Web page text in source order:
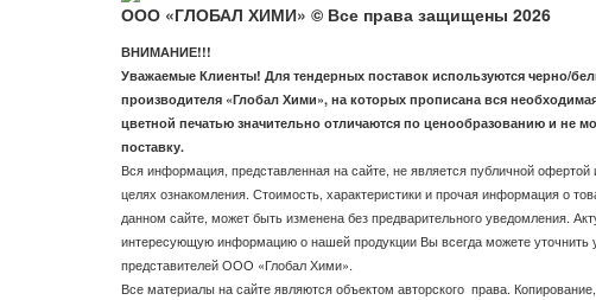
ООО «ГЛОБАЛ ХИМИ» © Все права защищены 2026
ВНИМАНИЕ!!!
Уважаемые Клиенты! Для тендерных поставок используются черно/
производителя «Глобал Хими», на которых прописана вся
цветной печатью значительно отличаются по ценообразованию и не
поставку.
Вся информация, представленная на сайте, не является публичной офертой
целях ознакомления. Стоимость, характеристики и прочая информация о
данном сайте, может быть изменена без предварительного уведомления.
интересующую информацию о нашей продукции Вы всегда можете уточнить
представителей ООО «Глобал Хими».
Все материалы на сайте являются объектом авторского права.